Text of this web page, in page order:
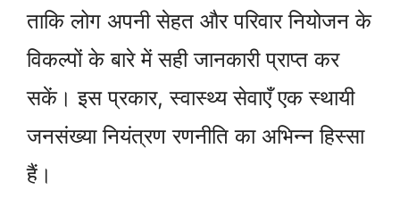
ताकि लोग अपनी सेहत और परिवार नियोजन के
विकल्पों के बारे में सही जानकारी प्राप्त कर
सकें। इस प्रकार, स्वास्थ्य सेवाएँ एक स्थायी
जनसंख्या नियंत्रण रणनीति का अभिन्न हिस्सा
हैं।